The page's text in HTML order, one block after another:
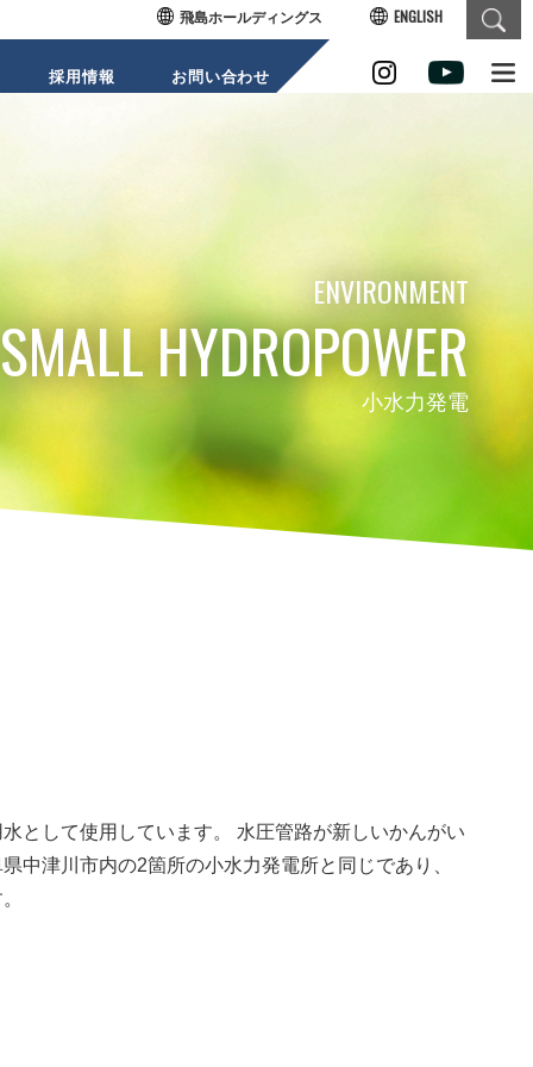
採用情報 お問い合わせ
飛島ホールディングス ENGLISH
SUSTAI
NABILI
TY
ENVIRONMENT
SMALL HYDROPOWER
小水力発電
として使用しています。 水圧管路が新しいかんがい
中津川市内の2箇所の小水力発電所と同じであり、